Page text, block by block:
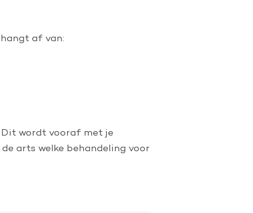
af van:
wordt vooraf met je
arts welke behandeling voor